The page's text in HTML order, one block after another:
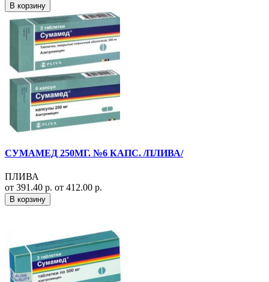
В корзину
СУМАМЕД 250МГ. №6 КАПС. /ПЛИВА/
ПЛИВА
от 391.40 р. от 412.00 р.
В корзину